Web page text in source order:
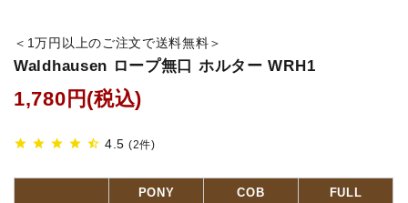
鐙(あぶみ)・鐙革
＜1万円以上のご注文で送料無料＞
Waldhausen ロープ無口 ホルター WRH1
1,780円(税込)
star star star star star_half 4.5 (2件)
PONY COB FULL